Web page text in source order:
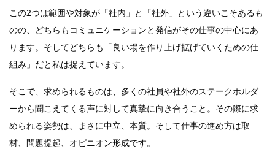
この2つは範囲や対象が「社内」と「社外」という違いこそあるも
のの、どちらもコミュニケーションと発信がその仕事の中心にあ
ります。そしてどちらも「良い場を作り上げ拡げていくための仕
組み」だと私は捉えています。
そこで、求められるものは、多くの社員や社外のステークホルダ
ーから聞こえてくる声に対して真摯に向き合うこと。その際に求
められる姿勢は、まさに中立、本質。そして仕事の進め方は取
材、問題提起、オピニオン形成です。